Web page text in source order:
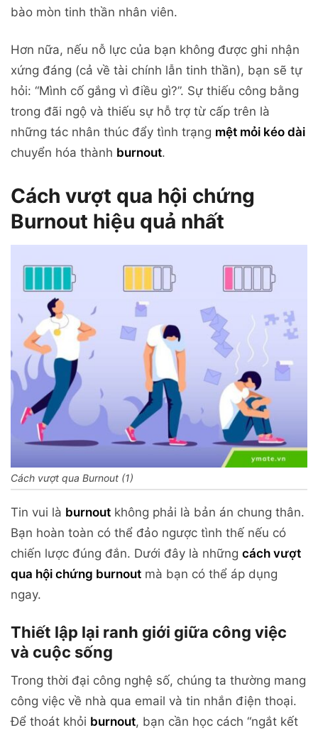
bào mòn tinh thần nhân viên.
Hơn nữa, nếu nỗ lực của bạn không được ghi nhận
xứng đáng (cả về tài chính lẫn tinh thần), bạn sẽ tự
hỏi: “Mình cố gắng vì điều gì?”. Sự thiếu công bằng
trong đãi ngộ và thiếu sự hỗ trợ từ cấp trên là
những tác nhân thúc đẩy tình trạng mệt mỏi kéo dài
chuyển hóa thành burnout.
Cách vượt qua hội chứng
Burnout hiệu quả nhất
Cách vượt qua Burnout (1)
Tin vui là burnout không phải là bản án chung thân.
Bạn hoàn toàn có thể đảo ngược tình thế nếu có
chiến lược đúng đắn. Dưới đây là những cách vượt
qua hội chứng burnout mà bạn có thể áp dụng
ngay.
Thiết lập lại ranh giới giữa công việc
và cuộc sống
Trong thời đại công nghệ số, chúng ta thường mang
công việc về nhà qua email và tin nhắn điện thoại.
Để thoát khỏi burnout, bạn cần học cách “ngắt kết